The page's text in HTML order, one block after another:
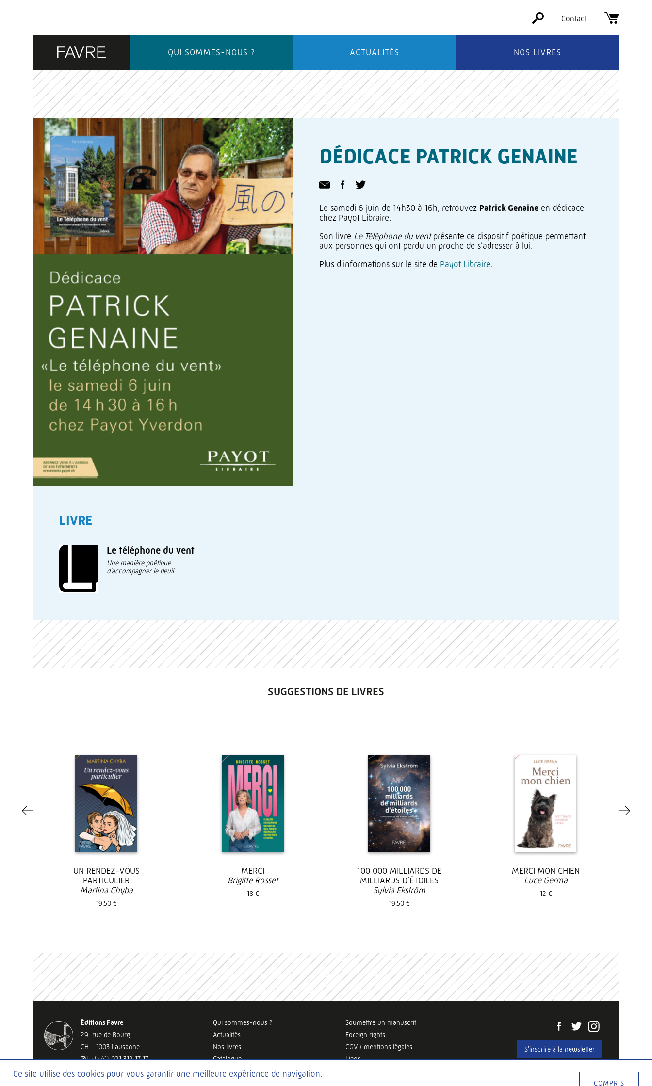
QUI SOMMES-NOUS ? ACTUALITÉS NOS LIVRES
Contact
DÉDICACE PATRICK GENAINE
Le samedi 6 juin de 14h30 à 16h, retrouvez Patrick Genaine en dédicace
chez Payot Libraire.
Son livre Le Téléphone du ventprésente ce dispositif poétique permettant
aux personnes qui ont perdu un proche de s’adresser à lui.
Plus d’informations sur le site de Payot Libraire.
LIVRE
Le téléphone du vent
Une manière poétique
d'accompagner le deuil
SUGGESTIONS DE LIVRES
UN RENDEZ-VOUS
PARTICULIER
Martina Chyba
19.50 €
MERCI
Brigitte Rosset
18 €
100 000 MILLIARDS DE
MILLIARDS D’ÉTOILES
Sylvia Ekström
19.50 €
MERCI MON CHIEN
Luce Germa
12 €
Éditions Favre
29, rue de Bourg
CH - 1003 Lausanne
Tél. : (+41) 021 312 17 17
lausanne@editionsfavre.com
Qui sommes-nous ?
Actualités
Nos livres
Catalogue
Soumettre un manuscrit
Foreign rights
CGV / mentions légales
Liens
S'inscrire à la newsletter
SDJ-DESIGN
Ce site utilise des cookies pour vous garantir une meilleure expérience de navigation.
COMPRIS